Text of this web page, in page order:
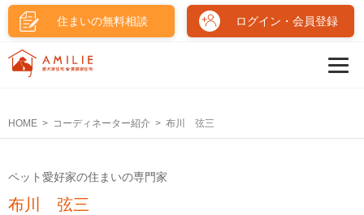
住まいの無料相談 ログイン・会員登録
HOME コーディネーター紹介 布川 弦三
ペット愛好家の住まいの専門家
布川 弦三